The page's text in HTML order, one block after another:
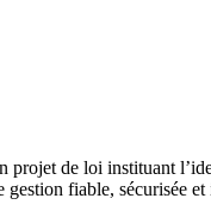
de loi instituant
fiable, sécurisée